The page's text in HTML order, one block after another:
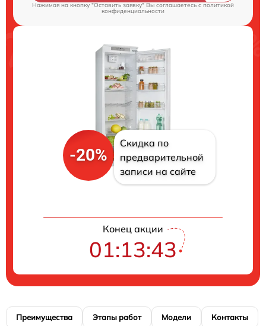
Нажимая на кнопку "Оставить заявку" Вы соглашаетесь cполитикой
конфиденциальности
-20%
Скидка по
предварительной
записи на сайте
Конец акции
01:13:42
Преимущества Этапы работ Модели Контакты